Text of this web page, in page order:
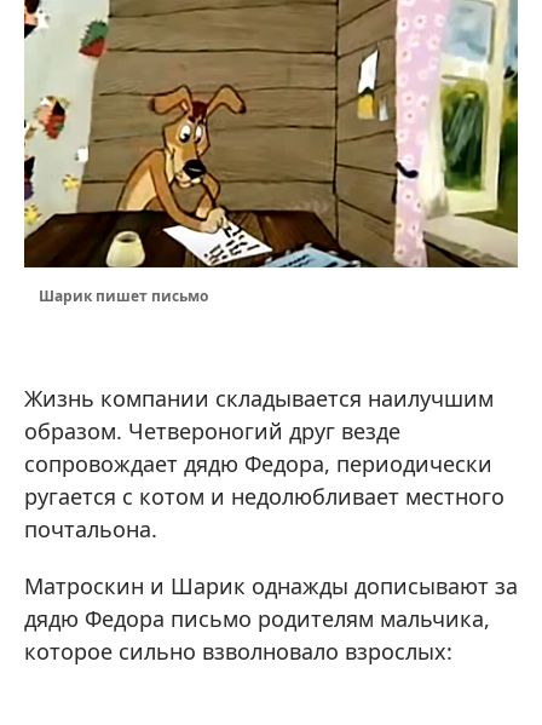
Шарик пишет письмо
Жизнь компании складывается наилучшим
образом. Четвероногий друг везде
сопровождает дядю Федора, периодически
ругается с котом и недолюбливает местного
почтальона.
Матроскин и Шарик однажды дописывают за
дядю Федора письмо родителям мальчика,
которое сильно взволновало взрослых: